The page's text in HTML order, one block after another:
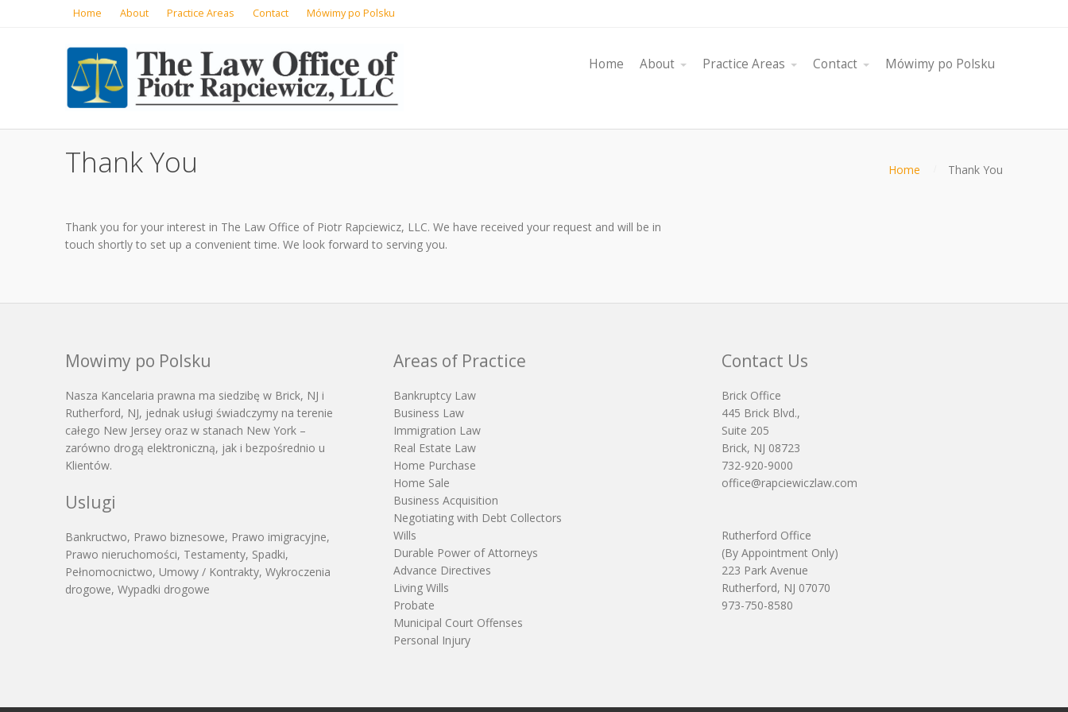
Home About Practice Areas Contact Mówimy po Polsku
Home About Practice Areas Contact Mówimy po Polsku
Thank You Home Thank You
Thank you for your interest in The Law Office of Piotr Rapciewicz, LLC. We have received your request and will be in
touch shortly to set up a convenient time. We look forward to serving you.
Mowimy po Polsku
Nasza Kancelaria prawna ma siedzibę w Brick, NJ i
Rutherford, NJ, jednak usługi świadczymy na terenie
całego New Jersey oraz w stanach New York –
zarówno drogą elektroniczną, jak i bezpośrednio u
Klientów.
Uslugi
Bankructwo, Prawo biznesowe, Prawo imigracyjne,
Prawo nieruchomości, Testamenty, Spadki,
Pełnomocnictwo, Umowy / Kontrakty, Wykroczenia
drogowe, Wypadki drogowe
Areas of Practice
Bankruptcy Law
Business Law
Immigration Law
Real Estate Law
Home Purchase
Home Sale
Business Acquisition
Negotiating with Debt Collectors
Wills
Durable Power of Attorneys
Advance Directives
Living Wills
Probate
Municipal Court Offenses
Personal Injury
Contact Us
Brick Office
445 Brick Blvd.,
Suite 205
Brick, NJ 08723
732-920-9000
office@rapciewiczlaw.com
Rutherford Office
(By Appointment Only)
223 Park Avenue
Rutherford, NJ 07070
973-750-8580